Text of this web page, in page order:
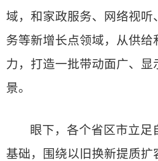
域，和家政服务、网络视听
务等新增长点领域，从供给
力，打造一批带动面广、显
景。
眼下，各个省区市立足
基础，围绕以旧换新提质扩